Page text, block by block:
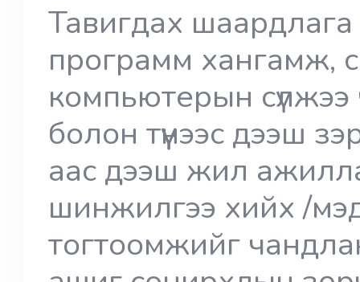
Тавигдах
программ хангамж,
компьютерын
болон түүнээс дээш
аас дээш жил
шинжилгээ хийх /
тогтоомжийг